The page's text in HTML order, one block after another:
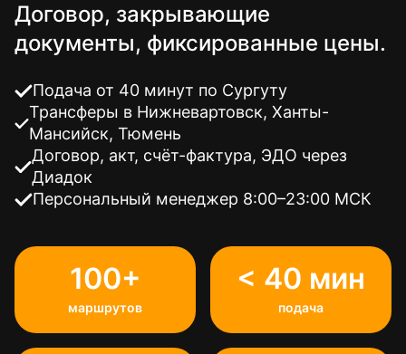
Договор, закрывающие
документы, фиксированные цены.
Подача от 40 минут по Сургуту
Трансферы в Нижневартовск, Ханты-
Мансийск, Тюмень
Договор, акт, счёт-фактура, ЭДО через
Диадок
Персональный менеджер 8:00–23:00 МСК
100+
маршрутов
< 40 мин
подача